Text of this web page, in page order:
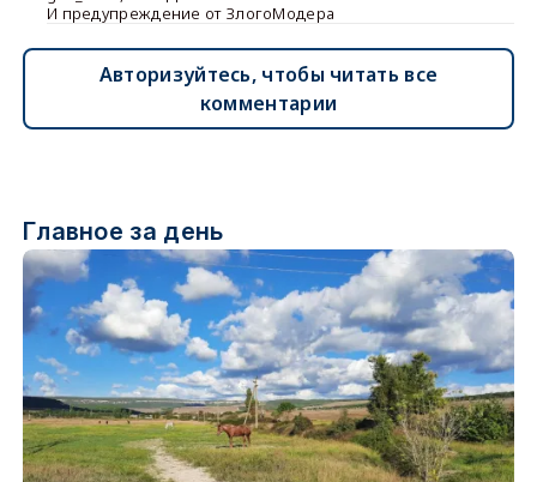
И предупреждение от ЗлогоМодера
Авторизуйтесь, чтобы читать все
комментарии
Главное за день